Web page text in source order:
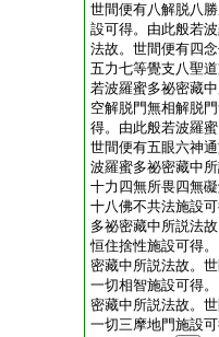
世間便有八解脱八
設可得。由此般若
法故。世間便有四
五力七等覺支八聖
若波羅蜜多祕密藏
空解脱門無相解脱
得。由此般若波羅
世間便有五眼六神
波羅蜜多祕密藏中
十力四無所畏四無
十八佛不共法施設
多祕密藏中所説法
恒住捨性施設可得
密藏中所説法故。
一切相智施設可得
密藏中所説法故。
一切三摩地門施設